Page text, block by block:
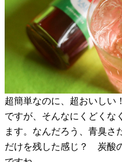
超簡単なのに、超おいし
ですが、そんなにくどくな
ます。なんだろう、青臭さ
だけを残した感じ？ 炭酸